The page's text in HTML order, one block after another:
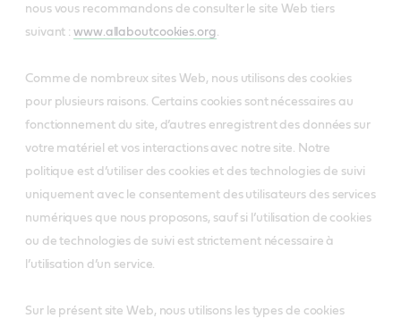
nous vous recommandons de consulter le site Web tiers
suivant :www.allaboutcookies.org.
Comme de nombreux sites Web, nous utilisons des cookies
pour plusieurs raisons. Certains cookies sont nécessaires au
fonctionnement du site, d’autres enregistrent des données sur
votre matériel et vos interactions avec notre site. Notre
politique est d’utiliser des cookies et des technologies de suivi
uniquement avec le consentement des utilisateurs des services
numériques que nous proposons, sauf si l’utilisation de cookies
ou de technologies de suivi est strictement nécessaire à
l’utilisation d’un service.
Sur le présent site Web, nous utilisons les types de cookies